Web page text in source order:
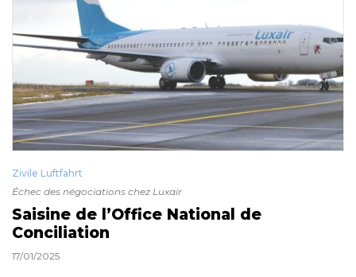
Zivile Luftfahrt
Échec des négociations chez Luxair
Saisine de l’Office National de
Conciliation
17/01/2025